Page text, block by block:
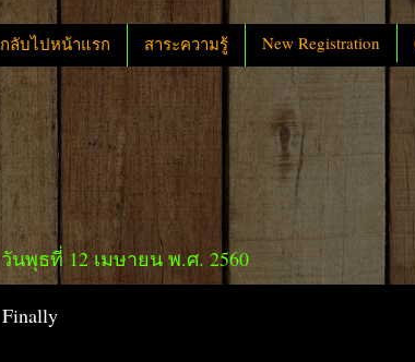
กลับไปหน้าแรก สาระความรู้ New Registration
วันพุธที่ 12 เมษายน พ.ศ. 2560
Finally